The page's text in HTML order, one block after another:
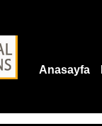
Anasayfa